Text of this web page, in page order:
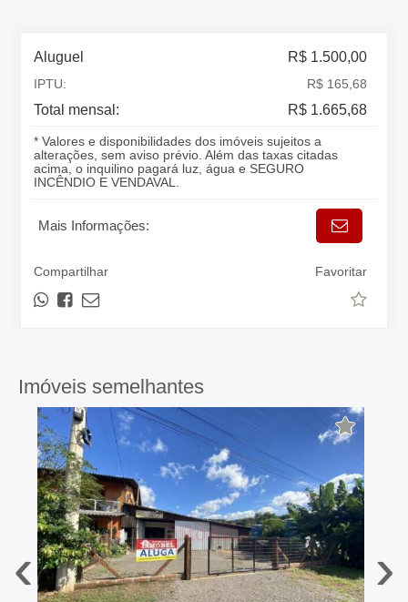
Aluguel R$ 1.500,00
IPTU: R$ 165,68
Total mensal: R$ 1.665,68
* Valores e disponibilidades dos imóveis sujeitos a
alterações, sem aviso prévio. Além das taxas citadas
acima, o inquilino pagará luz, água e SEGURO
INCÊNDIO E VENDAVAL.
Mais Informações:
Compartilhar Favoritar
Imóveis semelhantes
‹ ›